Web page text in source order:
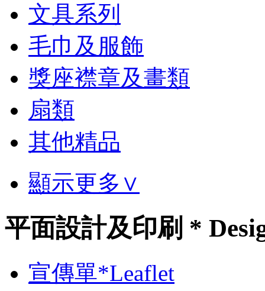
文具系列
毛巾及服飾
獎座襟章及畫類
扇類
其他精品
顯示更多∨
平面設計及印刷 *
宣傳單*Leaflet